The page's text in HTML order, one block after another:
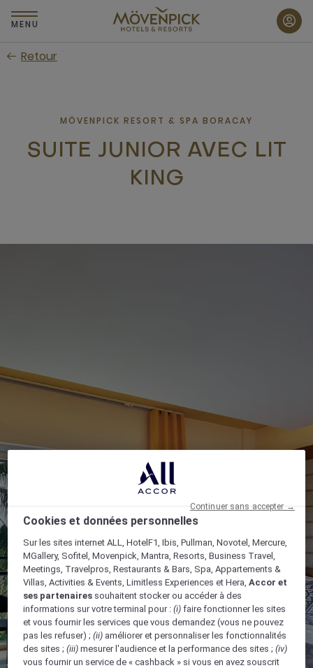
Passer
au
principal
MENU
Retour
MÖVENPICK RESORT & SPA BORACAY
SUITE JUNIOR AVEC LIT
KING
Cookies et données personnelles
Sur les sites internet ALL, HotelF1, Ibis, Pullman, Novotel, Mercure,
MGallery, Sofitel, Movenpick, Mantra, Resorts, Business Travel,
Meetings, Travelpros, Restaurants & Bars, Spa, Appartements &
Villas, Activities & Events, Limitless Experiences et Hera,Accor et
ses partenaires souhaitent stocker ou accéder à des
informations sur votre terminal pour :(i) faire fonctionner les sites
et vous fournir les services que vous demandez (vous ne pouvez
pas les refuser) ;(ii) améliorer et personnaliser les fonctionnalités
des sites ;(iii) mesurer l'audience et la performance des sites ;(iv)
vous fournir un service de « cashback » si vous en avez souscrit
Continuer sans accepter →